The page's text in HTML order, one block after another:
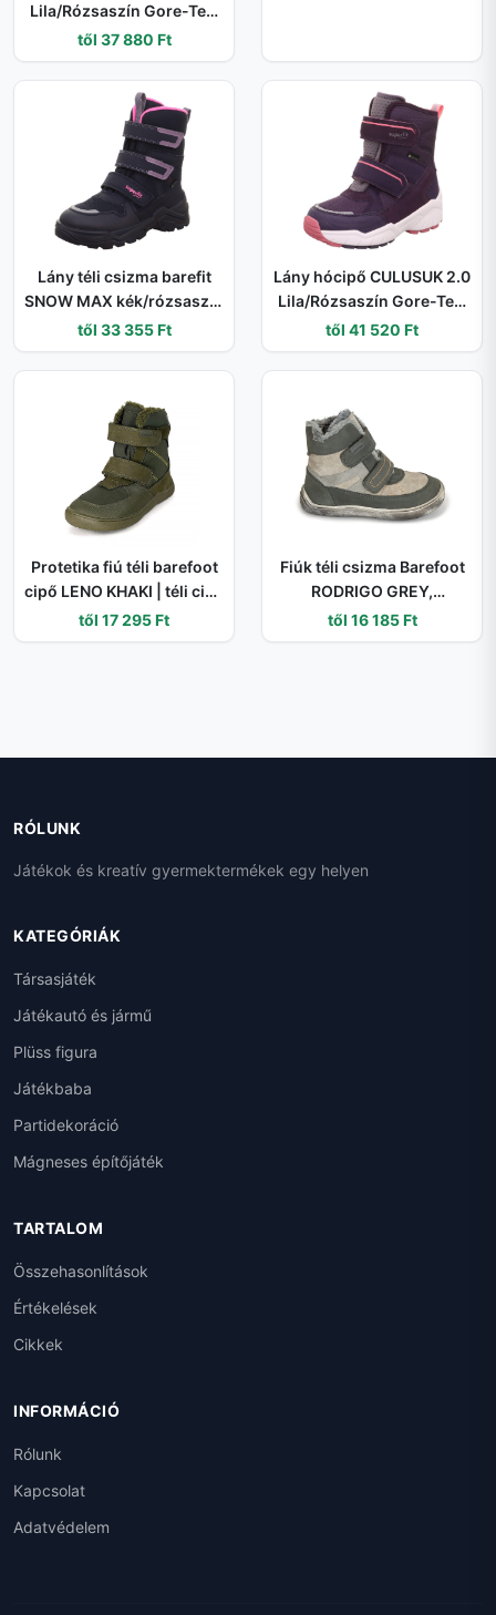
Lila/Rózsaszín Gore-Tex,
Superfit , 1-009173-8500
- 33
től 37 880 Ft
Lány téli csizma barefit
SNOW MAX kék/rózsaszín
Gore-Tex, Superfit , 1-
002023-8020 - 32
től 33 355 Ft
Lány hócipő CULUSUK 2.0
Lila/Rózsaszín Gore-Tex,
Superfit , 1-009173-8500
- 38
től 41 520 Ft
Protetika fiú téli barefoot
cipő LENO KHAKI | téli cipő
tépőzárral és PRO-tex
membránnal | zöld
től 17 295 Ft
Fiúk téli csizma Barefoot
RODRIGO GREY,
Protestánsok, szürke - 22
től 16 185 Ft
RÓLUNK
Játékok és kreatív gyermektermékek egy helyen
KATEGÓRIÁK
Társasjáték
Játékautó és jármű
Plüss figura
Játékbaba
Partidekoráció
Mágneses építőjáték
TARTALOM
Összehasonlítások
Értékelések
Cikkek
INFORMÁCIÓ
Rólunk
Kapcsolat
Adatvédelem